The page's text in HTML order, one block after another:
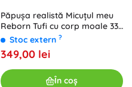
Păpușa realistă Micuțul meu
Reborn Tufi cu corp moale 33
cmStoc extern ?
349,00 lei
În coș